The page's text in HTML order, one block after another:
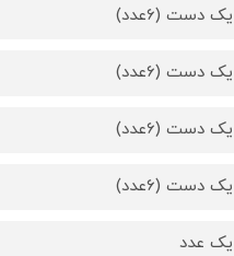
یک دست (6عدد)
یک دست (6عدد)
یک دست (6عدد)
یک دست (6عدد)
یک عدد